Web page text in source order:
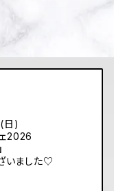
日)
2026
いました♡